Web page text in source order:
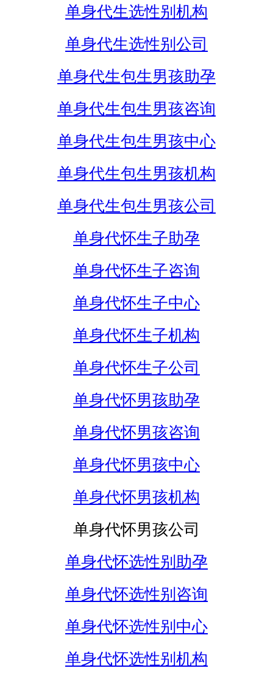
单身代生选性别机构
单身代生选性别公司
单身代生包生男孩助孕
单身代生包生男孩咨询
单身代生包生男孩中心
单身代生包生男孩机构
单身代生包生男孩公司
单身代怀生子助孕
单身代怀生子咨询
单身代怀生子中心
单身代怀生子机构
单身代怀生子公司
单身代怀男孩助孕
单身代怀男孩咨询
单身代怀男孩中心
单身代怀男孩机构
单身代怀男孩公司
单身代怀选性别助孕
单身代怀选性别咨询
单身代怀选性别中心
单身代怀选性别机构